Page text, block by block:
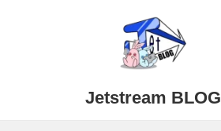
Jetstream BLOG